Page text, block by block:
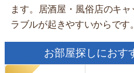
ます。居酒屋・風俗店のキ
ラブルが起きやすいからです。
お部屋探しにおす